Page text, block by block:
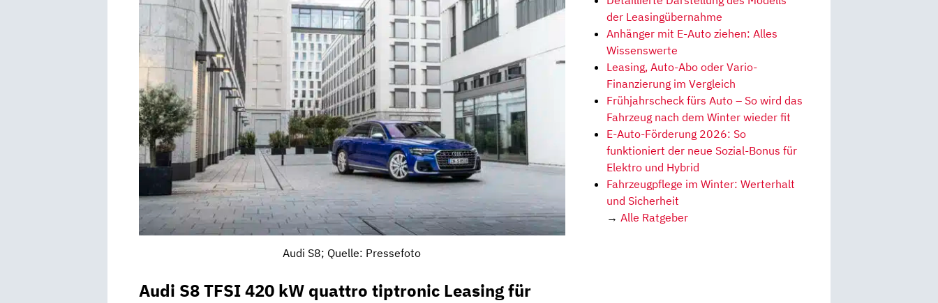
Audi S8; Quelle: Pressefoto
Audi S8 TFSI 420 kW quattro tiptronic Leasing für
der Leasingübernahme
Anhänger mit E-Auto ziehen: Alles
Wissenswerte
Leasing, Auto-Abo oder Vario-
Finanzierung im Vergleich
Frühjahrscheck fürs Auto – So wird das
Fahrzeug nach dem Winter wieder fit
E-Auto-Förderung 2026: So
funktioniert der neue Sozial-Bonus für
Elektro und Hybrid
Fahrzeugpflege im Winter: Werterhalt
und Sicherheit
→ Alle Ratgeber